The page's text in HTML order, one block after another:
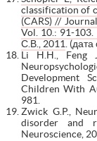
classification of
(CARS) //
Vol. 10.: 91-
С.В., 2011 .
Li H.H., Feng
Development
Children With
981.
Zwick G.P.,
disorder and
Neuroscience,